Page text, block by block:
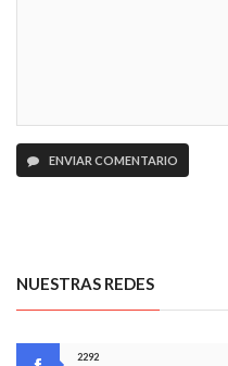
ENVIAR COMENTARIO
NUESTRAS REDES
2292